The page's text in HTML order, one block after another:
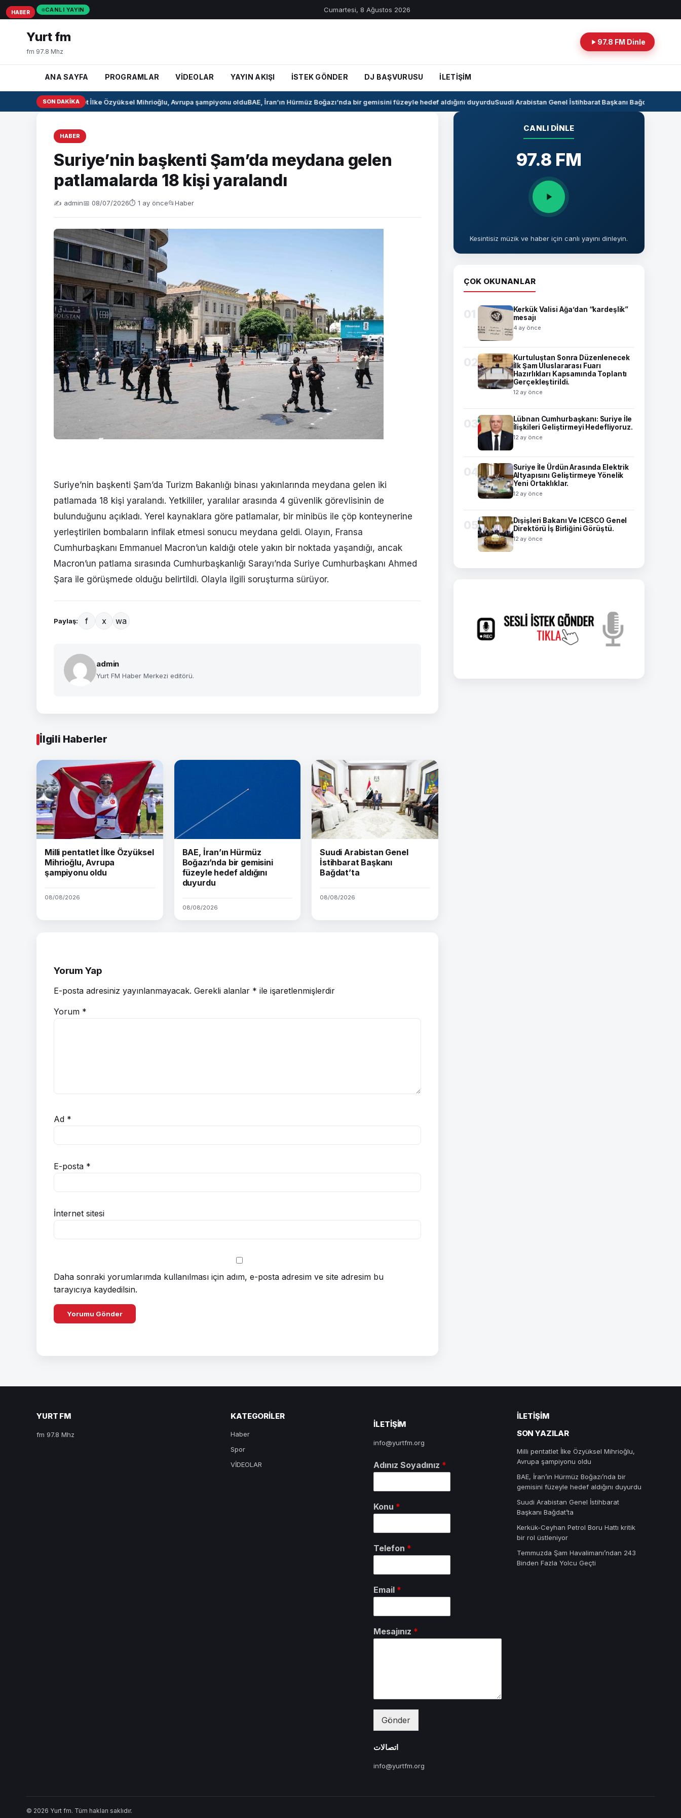
CANLI YAYIN Cumartesi, 8 Ağustos 2026
Yurt fm
fm 97.8 Mhz
97.8 FM Dinle
ANA SAYFA PROGRAMLAR VİDEOLAR YAYIN AKIŞI İSTEK GÖNDER DJ BAŞVURUSU İLETİŞİM
SON DAKIKA
Milli pentatlet İlke Özyüksel Mihrioğlu, Avrupa şampiyonu olduBAE, İran’ın Hürmüz Boğazı’nda bir gemisini füzeyle hedef aldığını duyurduSuudi Arabistan Genel İstihbarat Başkanı Bağdat’ta
HABER
Suriye’nin başkenti Şam’da meydana gelen
patlamalarda 18 kişi yaralandı
✍️ admin📅 08/07/2026⏱ 1 ay önce📂Haber
Suriye’nin başkenti Şam’da Turizm Bakanlığı binası yakınlarında meydana gelen iki
patlamada 18 kişi yaralandı. Yetkililer, yaralılar arasında 4 güvenlik görevlisinin de
bulunduğunu açıkladı. Yerel kaynaklara göre patlamalar, bir minibüs ile çöp konteynerine
yerleştirilen bombaların infilak etmesi sonucu meydana geldi. Olayın, Fransa
Cumhurbaşkanı Emmanuel Macron’un kaldığı otele yakın bir noktada yaşandığı, ancak
Macron’un patlama sırasında Cumhurbaşkanlığı Sarayı’nda Suriye Cumhurbaşkanı Ahmed
Şara ile görüşmede olduğu belirtildi. Olayla ilgili soruşturma sürüyor.
Paylaş: f x wa
admin
Yurt FM Haber Merkezi editörü.
İlgili Haberler
HABER
Milli pentatlet İlke Özyüksel
Mihrioğlu, Avrupa
şampiyonu oldu
08/08/2026
HABER
BAE, İran’ın Hürmüz
Boğazı’nda bir gemisini
füzeyle hedef aldığını
duyurdu
08/08/2026
HABER
Suudi Arabistan Genel
İstihbarat Başkanı
Bağdat’ta
08/08/2026
Yorum Yap
E-posta adresiniz yayınlanmayacak. Gerekli alanlar * ile işaretlenmişlerdir
Yorum *
Ad *
E-posta *
İnternet sitesi
Daha sonraki yorumlarımda kullanılması için adım, e-posta adresim ve site adresim bu
tarayıcıya kaydedilsin.
CANLI DINLE
97.8 FM
Kesintisiz müzik ve haber için canlı yayını dinleyin.
ÇOK OKUNANLAR
01
Kerkük Valisi Ağa’dan “kardeşlik”
mesajı
4 ay önce
02
Kurtuluştan Sonra Düzenlenecek
İlk Şam Uluslararası Fuarı
Hazırlıkları Kapsamında Toplantı
Gerçekleştirildi.
12 ay önce
03
Lübnan Cumhurbaşkanı: Suriye İle
İlişkileri Geliştirmeyi Hedefliyoruz.
12 ay önce
04
Suriye İle Ürdün Arasında Elektrik
Altyapısını Geliştirmeye Yönelik
Yeni Ortaklıklar.
12 ay önce
05
Dışişleri Bakanı Ve ICESCO Genel
Direktörü İş Birliğini Görüştü.
12 ay önce
YURT FM
fm 97.8 Mhz
KATEGORILER
Haber
Spor
VİDEOLAR
ILETIŞIM
info@yurtfm.org
Adınız Soyadınız *
Konu *
Telefon *
Email *
Mesajınız *
Gönder
اتصالات
info@yurtfm.org
İLETIŞIM
SON YAZILAR
Milli pentatlet İlke Özyüksel Mihrioğlu,
Avrupa şampiyonu oldu
BAE, İran’ın Hürmüz Boğazı’nda bir
gemisini füzeyle hedef aldığını duyurdu
Suudi Arabistan Genel İstihbarat
Başkanı Bağdat’ta
Kerkük-Ceyhan Petrol Boru Hattı kritik
bir rol üstleniyor
Temmuzda Şam Havalimanı’ndan 243
Binden Fazla Yolcu Geçti
© 2026 Yurt fm. Tüm hakları saklıdır.